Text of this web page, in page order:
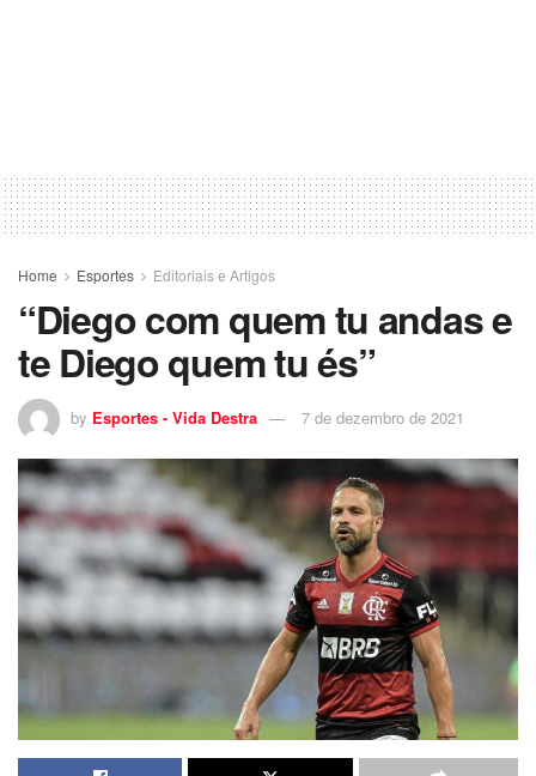
Home Esportes Editoriais e Artigos
“Diego com quem tu andas e
te Diego quem tu és”
by Esportes - Vida Destra 7 de dezembro de 2021